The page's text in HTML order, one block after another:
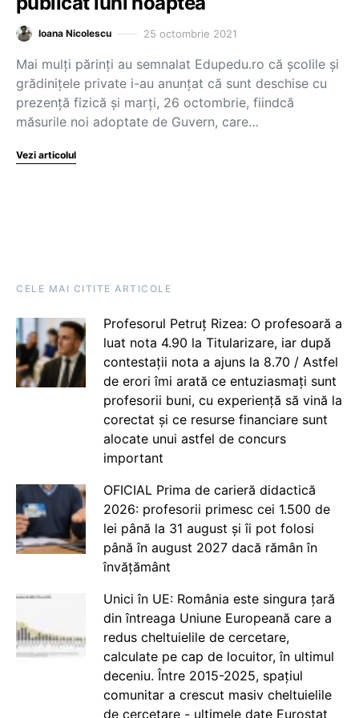
Ioana Nicolescu 25 octombrie 2021
Mai mulți părinți au semnalat Edupedu.ro că școlile și
grădinițele private i-au anunțat că sunt deschise cu
prezență fizică și marți, 26 octombrie, fiindcă
măsurile noi adoptate de Guvern, care…
Vezi articolul
CELE MAI CITITE ARTICOLE
Profesorul Petruț Rizea: O profesoară a
luat nota 4.90 la Titularizare, iar după
contestații nota a ajuns la 8.70 / Astfel
de erori îmi arată ce entuziasmați sunt
profesorii buni, cu experiență să vină la
corectat și ce resurse financiare sunt
alocate unui astfel de concurs
important
OFICIAL Prima de carieră didactică
2026: profesorii primesc cei 1.500 de
lei până la 31 august și îi pot folosi
până în august 2027 dacă rămân în
învățământ
Unici în UE: România este singura țară
din întreaga Uniune Europeană care a
redus cheltuielile de cercetare,
calculate pe cap de locuitor, în ultimul
deceniu. Între 2015-2025, spațiul
comunitar a crescut masiv cheltuielile
de cercetare - ultimele date Eurostat